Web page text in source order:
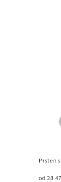
Prsten
od 28